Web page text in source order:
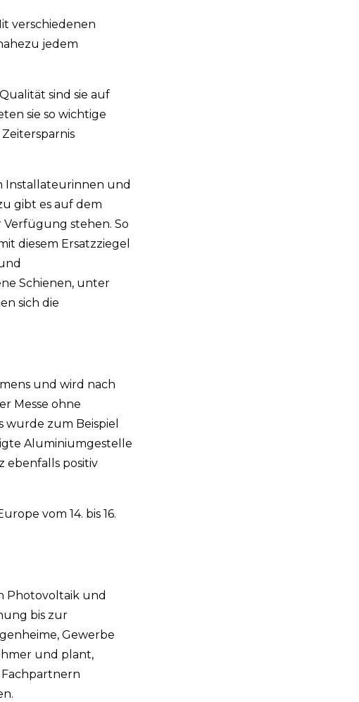
verschiedenen
jedem
sind sie auf
sie so wichtige
Installateurinnen und
gibt es auf dem
Verfügung stehen. So
diesem Ersatzziegel
Schienen, unter
sich die
und wird nach
Messe ohne
zum Beispiel
Aluminiumgestelle
ebenfalls positiv
vom 14. bis 16.
Photovoltaik und
bis zur
Gewerbe
und plant,